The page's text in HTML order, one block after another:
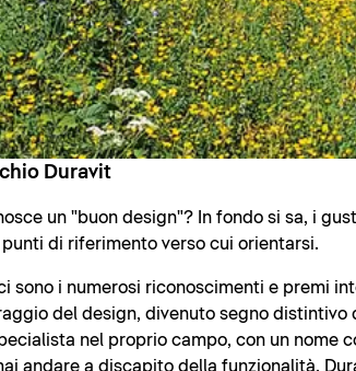
Duravit
un "buon design"? In fondo si sa, i
di riferimento verso cui orientarsi.
sono i numerosi riconoscimenti e premi
del design, divenuto segno distintivo
nel proprio campo, con un nome
andare a discapito della funzionalità.